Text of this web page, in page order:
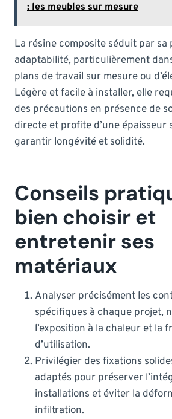
: les meubles sur mesure
La résine composite séduit par sa
adaptabilité, particulièrement
plans de travail sur mesure ou
Légère et facile à installer, elle
des précautions en présence de
directe et profite d’une
garantir longévité et solidité.
Conseils
bien choisir et
entretenir ses
matériaux
Analyser précisément les
spécifiques à chaque projet,
l’exposition à la chaleur et la
d’utilisation.
Privilégier des fixations
adaptés pour préserver
installations et éviter la
infiltration.